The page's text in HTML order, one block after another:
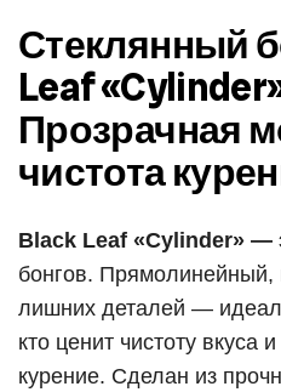
Стеклянный
Leaf
Прозрачная
чистота
Black Leaf «Cylinder» —
бонгов. Прямолинейный,
лишних деталей —
кто ценит чистоту вкуса
курение. Сделан из